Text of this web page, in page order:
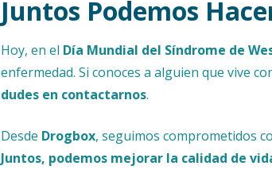
Juntos Podemos
Hoy, en el Día Mundial del Síndrome de
enfermedad. Si conoces a alguien que vive
dudes en contactarnos.
Desde Drogbox, seguimos comprometidos
Juntos, podemos mejorar la calidad de